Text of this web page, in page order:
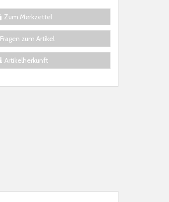
Zum Merkzettel
Fragen zum Artikel
Artikelherkunft